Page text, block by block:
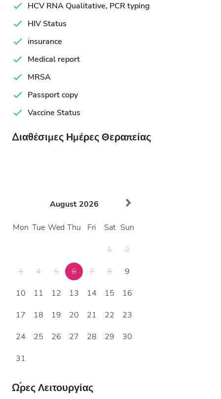
HCV RNA Qualitative, PCR typing
HIV Status
insurance
Medical report
MRSA
Passport copy
Vaccine Status
Διαθέσιμες Ημέρες Θεραπείας
August 2026
Mon Tue Wed Thu Fri Sat Sun
1
2
3
4 5 6 7 8
9
10
11 12 13 14 15
16
17
18 19 20 21 22
23
24
25 26 27 28 29
30
31
Ώρες Λειτουργίας